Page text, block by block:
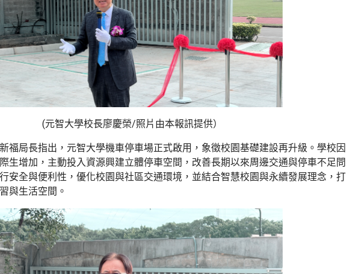
(元智大學校長廖慶榮/照片由本報訊提供）
福局長指出，元智大學機車停車場正式啟用，象徵校園基礎建設再升級。學校因
生增加，主動投入資源興建立體停車空間，改善長期以來周邊交通與停車不足問
安全與便利性，優化校園與社區交通環境，並結合智慧校園與永續發展理念，打
與生活空間。